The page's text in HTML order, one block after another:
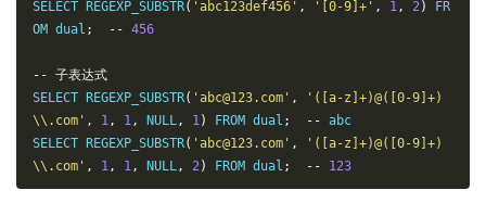
SELECT REGEXP_SUBSTR( 'abc123def456' , '[0-9]+' , 1, 2)
FR
OM dual ; -- 456
-- 子表达式
SELECT REGEXP_SUBSTR( 'abc@123.com' ,
'([a-z]+)@([0-9]+)
\\.com' , 1, 1, NULL, 1) FROM dual ; -- abc
SELECT REGEXP_SUBSTR( 'abc@123.com' ,
'([a-z]+)@([0-9]+)
\\.com' , 1, 1, NULL, 2) FROM dual ; -- 123